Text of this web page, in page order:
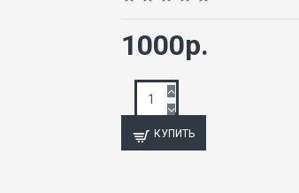
1000р.
КУПИТЬ